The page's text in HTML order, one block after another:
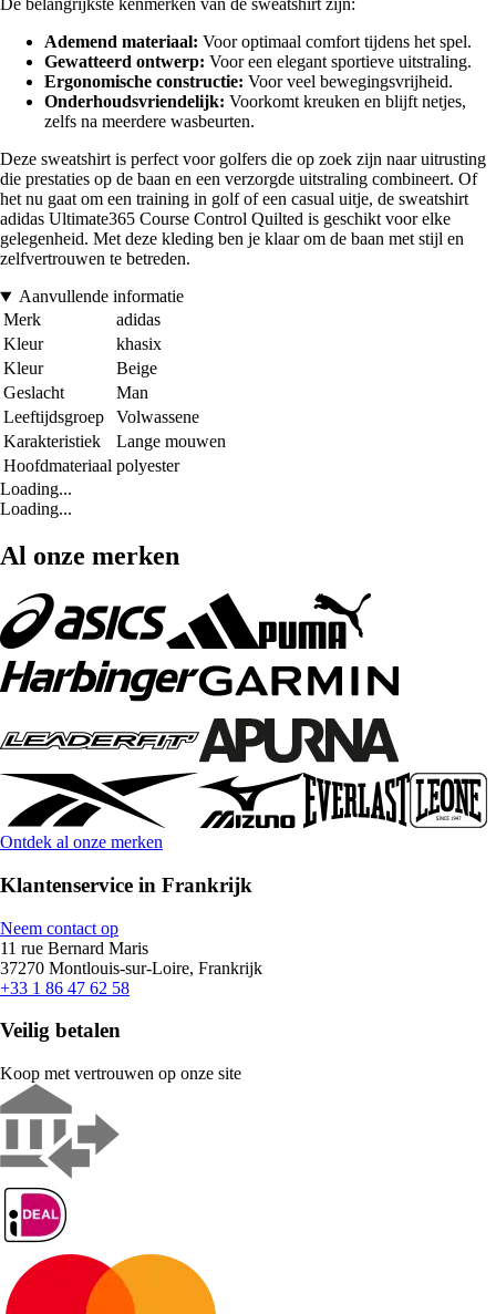
De belangrijkste kenmerken van de sweatshirt zijn:
Ademend materiaal: Voor optimaal comfort tijdens het spel.
Gewatteerd ontwerp: Voor een elegant sportieve uitstraling.
Ergonomische constructie: Voor veel bewegingsvrijheid.
Onderhoudsvriendelijk: Voorkomt kreuken en blijft netjes,
zelfs na meerdere wasbeurten.
Deze sweatshirt is perfect voor golfers die op zoek zijn naar uitrusting
die prestaties op de baan en een verzorgde uitstraling combineert. Of
het nu gaat om een training in golf of een casual uitje, de sweatshirt
adidas Ultimate365 Course Control Quilted is geschikt voor elke
gelegenheid. Met deze kleding ben je klaar om de baan met stijl en
zelfvertrouwen te betreden.
Aanvullende informatie
Merk
adidas
Kleur
khasix
Kleur
Beige
Geslacht
Man
Leeftijdsgroep
Volwassene
Karakteristiek
Lange mouwen
Hoofdmateriaal polyester
Loading...
Loading...
Al onze merken
Ontdek al onze merken
Klantenservice in Frankrijk
Neem contact op
11 rue Bernard Maris
37270 Montlouis-sur-Loire, Frankrijk
+33 1 86 47 62 58
Veilig betalen
Koop met vertrouwen op onze site